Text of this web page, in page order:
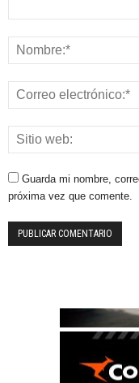
Guarda mi nombre,
próxima vez que comente.